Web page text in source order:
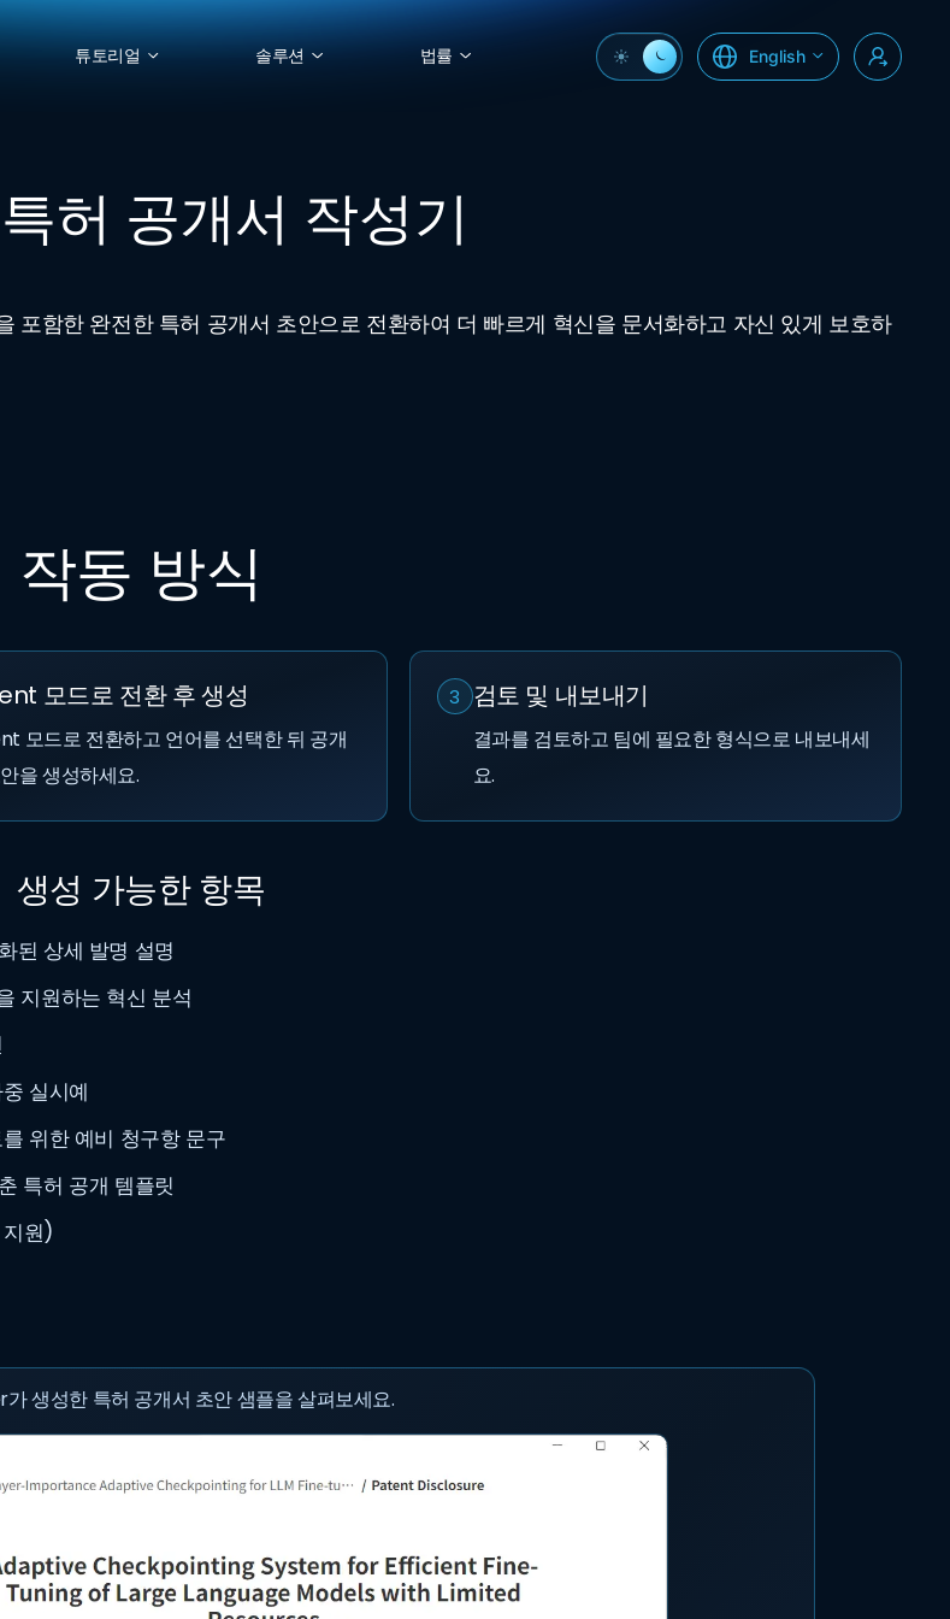
튜토리얼 솔루션 법률 English
허 공개서 작성기
포함한 완전한 특허 공개서 초안으로 전환하여 더 빠르게 혁신을 문서화하고 자신 있게 보호하
작동 방식
모드로 전환 후 생성
모드로 전환하고 언어를 선택한 뒤 공개
을 생성하세요.
3 검토 및 내보내기
결과를 검토하고 팀에 필요한 형식으로 내보내세
요.
생성 가능한 항목
된 상세 발명 설명
지원하는 혁신 분석
실시예
위한 예비 청구항 문구
특허 공개 템플릿
지원)
생성한 특허 공개서 초안 샘플을 살펴보세요.